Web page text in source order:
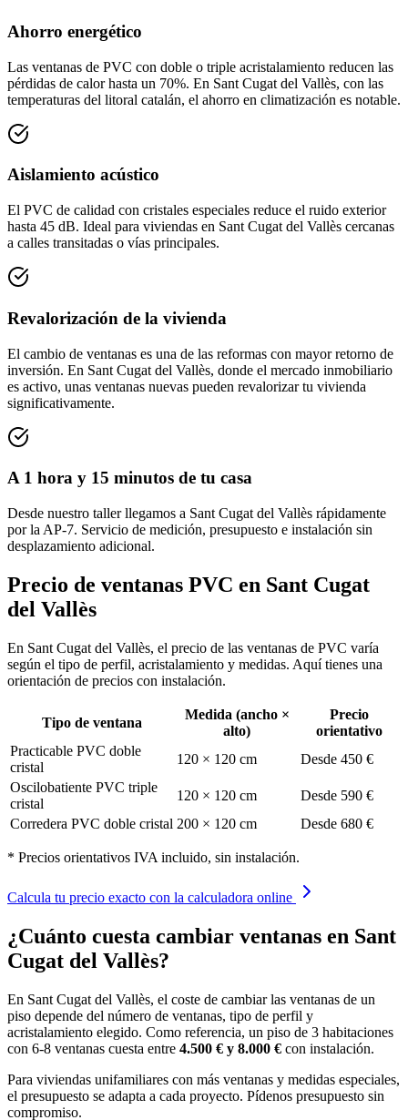
Ahorro energético
Las ventanas de PVC con doble o triple acristalamiento reducen las
pérdidas de calor hasta un 70%. En Sant Cugat del Vallès, con las
temperaturas del litoral catalán, el ahorro en climatización es notable.
Aislamiento acústico
El PVC de calidad con cristales especiales reduce el ruido exterior
hasta 45 dB. Ideal para viviendas en Sant Cugat del Vallès cercanas
a calles transitadas o vías principales.
Revalorización de la vivienda
El cambio de ventanas es una de las reformas con mayor retorno de
inversión. En Sant Cugat del Vallès, donde el mercado inmobiliario
es activo, unas ventanas nuevas pueden revalorizar tu vivienda
significativamente.
A 1 hora y 15 minutos de tu casa
Desde nuestro taller llegamos a Sant Cugat del Vallès rápidamente
por la AP-7. Servicio de medición, presupuesto e instalación sin
desplazamiento adicional.
Precio de ventanas PVC en Sant Cugat
del Vallès
En Sant Cugat del Vallès, el precio de las ventanas de PVC varía
según el tipo de perfil, acristalamiento y medidas. Aquí tienes una
orientación de precios con instalación.
Tipo de ventana
Medida (ancho ×
alto)
Precio
orientativo
Practicable PVC doble
cristal
120 × 120 cm
Desde 450 €
Oscilobatiente PVC triple
cristal
120 × 120 cm
Desde 590 €
Corredera PVC doble cristal 200 × 120 cm Desde 680 €
* Precios orientativos IVA incluido, sin instalación.
Calcula tu precio exacto con la calculadora online
¿Cuánto cuesta cambiar ventanas en Sant
Cugat del Vallès?
En Sant Cugat del Vallès, el coste de cambiar las ventanas de un
piso depende del número de ventanas, tipo de perfil y
acristalamiento elegido. Como referencia, un piso de 3 habitaciones
con 6-8 ventanas cuesta entre 4.500 € y 8.000 € con instalación.
Para viviendas unifamiliares con más ventanas y medidas especiales,
el presupuesto se adapta a cada proyecto. Pídenos presupuesto sin
compromiso.